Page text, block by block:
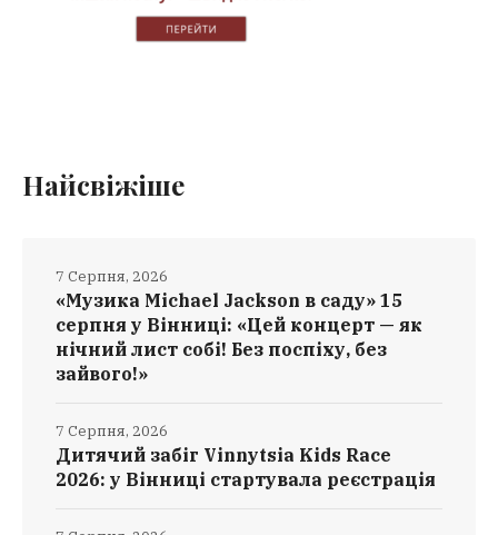
Найсвіжіше
«Музика Michael Jackson в саду» 15
серпня у Вінниці: «Цей концерт — як
нічний лист собі! Без поспіху, без
зайвого!»
7 Серпня, 2026
Дитячий забіг Vinnytsia Kids Race
2026: у Вінниці стартувала реєстрація
7 Серпня, 2026